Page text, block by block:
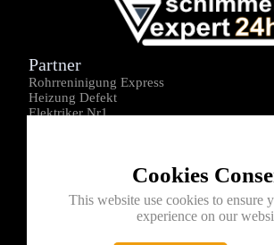
Cookies
This website use cookies to ensure
experience on our
Partner
Rohrreninigung Express
Heizung Defekt
Elektriker Nr1
Kontakt